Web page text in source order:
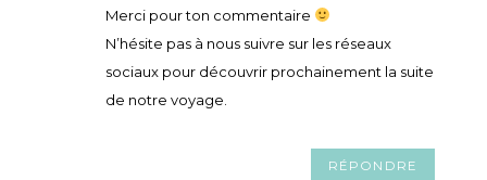
Merci pour ton commentaire
N’hésite pas à nous suivre sur les réseaux
sociaux pour découvrir prochainement la suite
de notre voyage.
RÉPONDRE